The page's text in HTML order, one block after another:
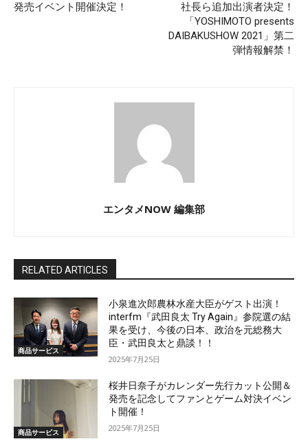
発売イベント開催決定！
社長ら追加出演者決定！
「YOSHIMOTO presents
DAIBAKUSHOW 2021」第二
弾情報解禁！
エンタメNOW 編集部
RELATED ARTICLES
商品サービス
小泉進次郎農林水産大臣がゲスト出演！
interfm『武田良太 Try Again』参院選の結
果を受け、今後の日本、政治を元総務大
臣・武田良太と鼎談！！
2025年7月25日
商品サービス
桜井日奈子がカレンダー先行カット公開＆
発売を記念してファンとゲーム対決イベン
ト開催！
2025年7月25日